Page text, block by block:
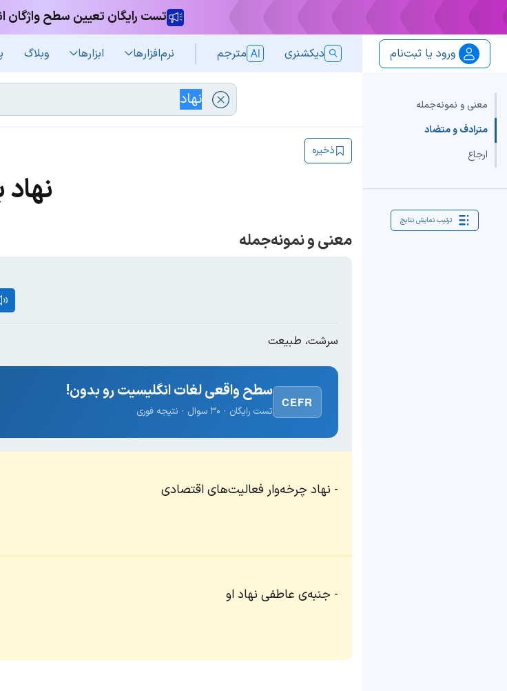
تست رایگان تعیین سطح واژگان
ورود یا ثبت‌نام دیکشنری مترجم نرم‌افزار‌ها ابزارها وبلاگ
معنی و نمونه‌جمله
مترادف و متضاد
ارجاع
ترتیب نمایش نتایج
ذخیره
معنی و نمونه‌جمله
سرشت، طبیعت
CEFR
سطح واقعی لغات انگلیسیت رو بدون!
تست رایگان · ۳۰ سوال · نتیجه فوری
نهاد چرخه‌وار فعالیت‌های اقتصادی
جنبه‌ی عاطفی نهاد او